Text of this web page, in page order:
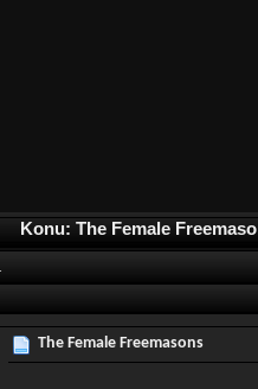
Konu: The Female
The Female Freemasons